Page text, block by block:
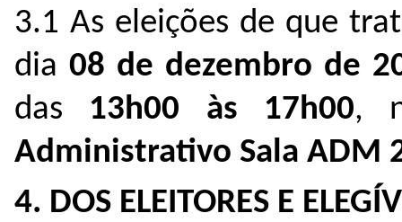
3.1 As eleições de que
dia 08 de dezembro de
das 13h00 às 17h00,
Administrativo Sala ADM
4. DOS ELEITORES E